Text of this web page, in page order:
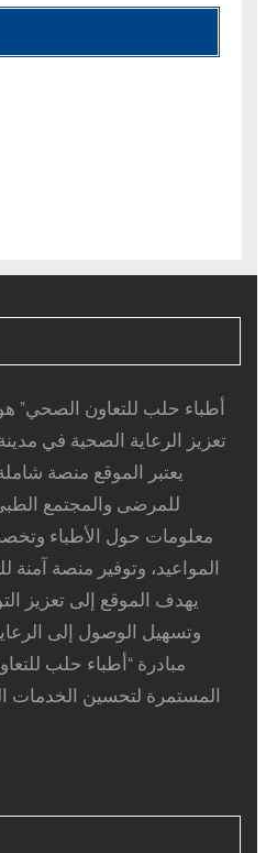
تعزيز الرعاية الصحية في
يعتبر الموقع منصة
للمرضى والمجتمع
معلومات حول الأطباء
المواعيد، وتوفير منصة آمنة
يهدف الموقع إلى تعزيز
وتسهيل الوصول إلى
مبادرة “أطباء حلب
المستمرة لتحسين الخدمات